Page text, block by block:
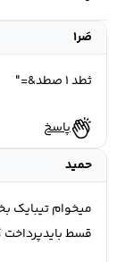
صَر1
ثطد ۱ صطد&="
پاسخ
حمید
میخوام تیبایک
قسط